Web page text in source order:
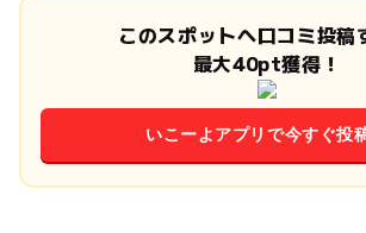
このスポットへ口コミ投稿
最大40pt獲得！
いこーよアプリで今すぐ投